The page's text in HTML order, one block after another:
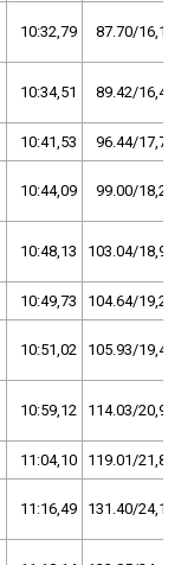
10:32,79 87.70/16,1
10:34,51 89.42/16,4
10:41,53 96.44/17,7
10:44,09 99.00/18,2
10:48,13 103.04/18,9
10:49,73 104.64/19,2
10:51,02 105.93/19,4
10:59,12 114.03/20,9
11:04,10 119.01/21,8
11:16,49 131.40/24,1